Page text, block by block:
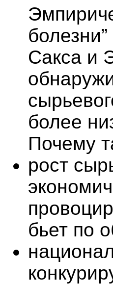
Сакса и
более
Почему
рост
бьет по